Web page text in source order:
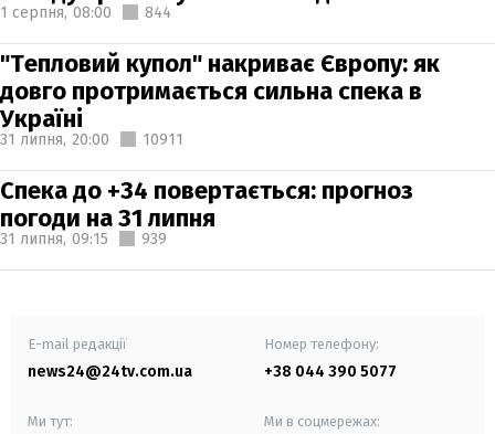
1 серпня, 08:00 844
"Тепловий купол" накриває Європу: як
довго протримається сильна спека в
Україні
31 липня, 20:00 10911
Спека до +34 повертається: прогноз
погоди на 31 липня
31 липня, 09:15 939
E-mail редакції
news24@24tv.com.ua
Номер телефону:
+38 044 390 5077
Ми тут: Ми в соцмережах: